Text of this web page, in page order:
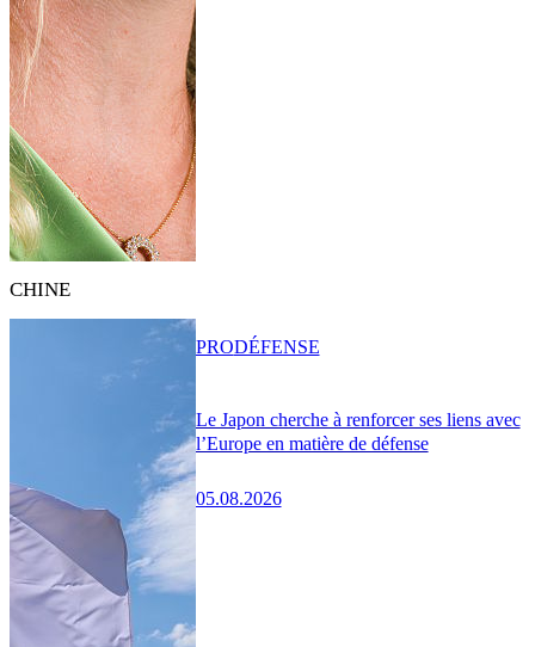
CHINE
Le Japon cherche à renforcer ses liens avec
l’Europe en matière de défense
05.08.2026
PRODÉFENSE